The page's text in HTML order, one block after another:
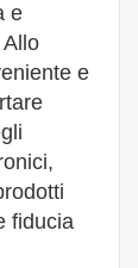
e
e
fiducia